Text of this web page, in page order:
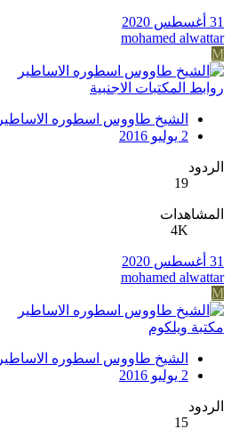
31 أغسطس 2020
mohamed alwattar
M
روابط المكتبات الاجنبية
الشيخ طاووس اسطوره الاساطير
2 يوليو 2016
الردود
19
المشاهدات
4K
31 أغسطس 2020
mohamed alwattar
M
مكتبة ويلكوم
الشيخ طاووس اسطوره الاساطير
2 يوليو 2016
الردود
15